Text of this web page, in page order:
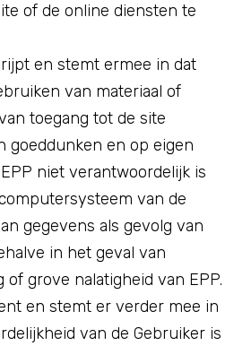
of de online diensten te
en stemt ermee in dat
van materiaal of
toegang tot de site
goeddunken en op eigen
niet verantwoordelijk is
van de
gegevens als gevolg van
in het geval van
grove nalatigheid van EPP.
en stemt er verder mee in
van de Gebruiker is